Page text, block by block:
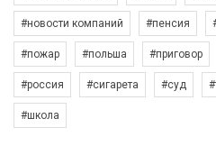
#новости компаний #пенсия
#пожар #польша #приговор
#россия #сигарета #суд
#школа